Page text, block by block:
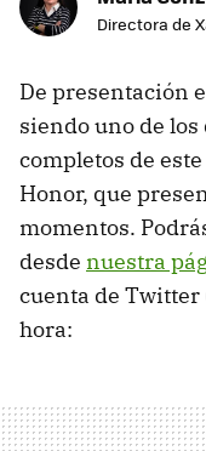
Directora de
De presentación
siendo uno de
completos de
Honor, que
momentos.
desde nuestra
cuenta de Twitter
hora: